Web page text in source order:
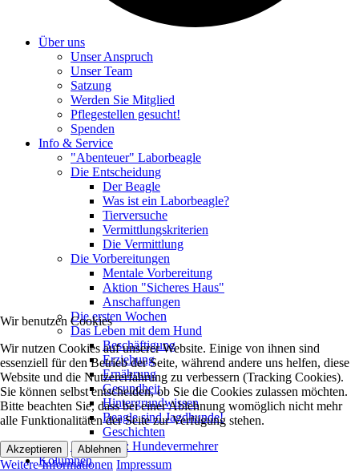
Über uns
Unser Anspruch
Unser Team
Satzung
Werden Sie Mitglied
Pflegestellen gesucht!
Spenden
Info & Service
"Abenteuer" Laborbeagle
Die Entscheidung
Der Beagle
Was ist ein Laborbeagle?
Tierversuche
Vermittlungskriterien
Die Vermittlung
Die Vorbereitungen
Mentale Vorbereitung
Aktion "Sicheres Haus"
Anschaffungen
Die ersten Wochen
Das Leben mit dem Hund
Beschäftigung
Erziehung
Ernährung
Gesundheit
Hintergrundwissen
Beagle sind Jagdhunde!
Geschichten
Kampagne: Hundevermehrer
Kolumnen
Wir benutzen Cookies
Wir nutzen Cookies auf unserer Website. Einige von ihnen sind
essenziell für den Betrieb der Seite, während andere uns helfen, diese
Website und die Nutzererfahrung zu verbessern (Tracking Cookies).
Sie können selbst entscheiden, ob Sie die Cookies zulassen möchten.
Bitte beachten Sie, dass bei einer Ablehnung womöglich nicht mehr
alle Funktionalitäten der Seite zur Verfügung stehen.
Akzeptieren Ablehnen
Weitere Informationen Impressum